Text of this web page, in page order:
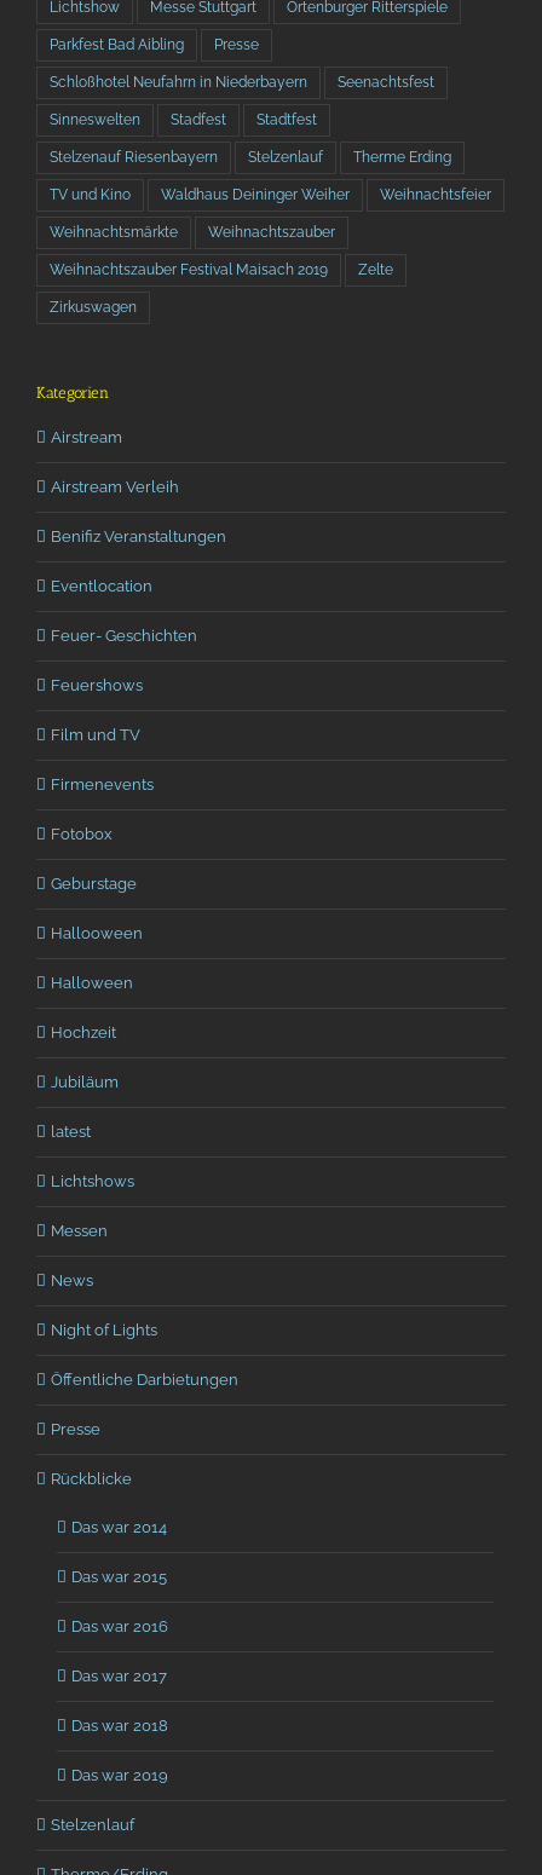
Lichtshow Messe Stuttgart Ortenburger Ritterspiele
Parkfest Bad Aibling Presse
Schloßhotel Neufahrn in Niederbayern Seenachtsfest
Sinneswelten Stadfest Stadtfest
Stelzenauf Riesenbayern Stelzenlauf Therme Erding
TV und Kino Waldhaus Deininger Weiher Weihnachtsfeier
Weihnachtsmärkte Weihnachtszauber
Weihnachtszauber Festival Maisach 2019 Zelte
Zirkuswagen
Kategorien
Airstream
Airstream Verleih
Benifiz Veranstaltungen
Eventlocation
Feuer- Geschichten
Feuershows
Film und TV
Firmenevents
Fotobox
Geburstage
Hallooween
Halloween
Hochzeit
Jubiläum
latest
Lichtshows
Messen
News
Night of Lights
Öffentliche Darbietungen
Presse
Rückblicke
Das war 2014
Das war 2015
Das war 2016
Das war 2017
Das war 2018
Das war 2019
Stelzenlauf